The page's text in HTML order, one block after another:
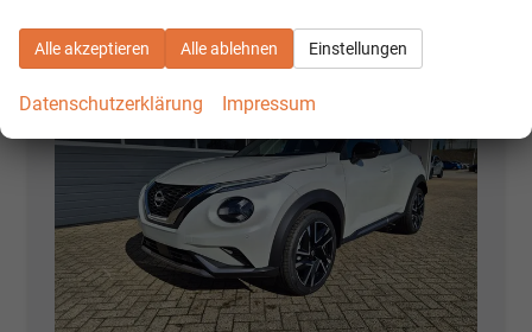
Alle akzeptieren Alle ablehnen Einstellungen
Datenschutzerklärung Impressum